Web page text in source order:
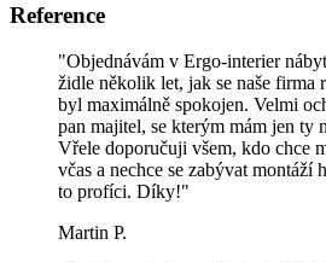
Reference
"Objednávám v Ergo-interier
židle několik let, jak se naše firma
byl maximálně spokojen. Velmi
pan majitel, se kterým mám jen ty
Vřele doporučuji všem, kdo chce
včas a nechce se zabývat montáží
to profíci. Díky!"
Martin P.